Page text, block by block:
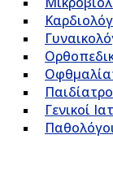
Γενικοί